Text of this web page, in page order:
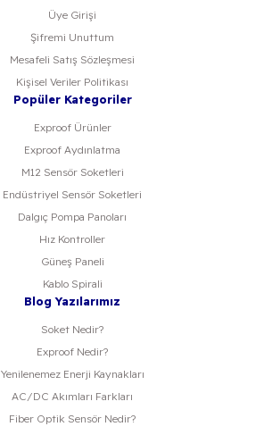
Üye Girişi
Şifremi Unuttum
Mesafeli Satış Sözleşmesi
Kişisel Veriler Politikası
Popüler Kategoriler
Exproof Ürünler
Exproof Aydınlatma
M12 Sensör Soketleri
Endüstriyel Sensör Soketleri
Dalgıç Pompa Panoları
Hız Kontroller
Güneş Paneli
Kablo Spirali
Blog Yazılarımız
Soket Nedir?
Exproof Nedir?
Yenilenemez Enerji Kaynakları
AC/DC Akımları Farkları
Fiber Optik Sensör Nedir?